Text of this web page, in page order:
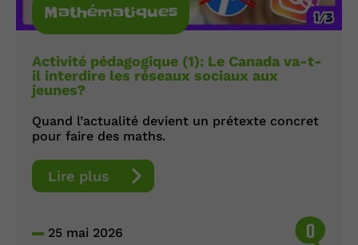
Mathématiques
Activité pédagogique (1): Le Canada va-t-
il interdire les réseaux sociaux aux
jeunes?
Quand l’actualité devient un prétexte concret
pour faire des maths.
Lire plus
25 mai 2026 0